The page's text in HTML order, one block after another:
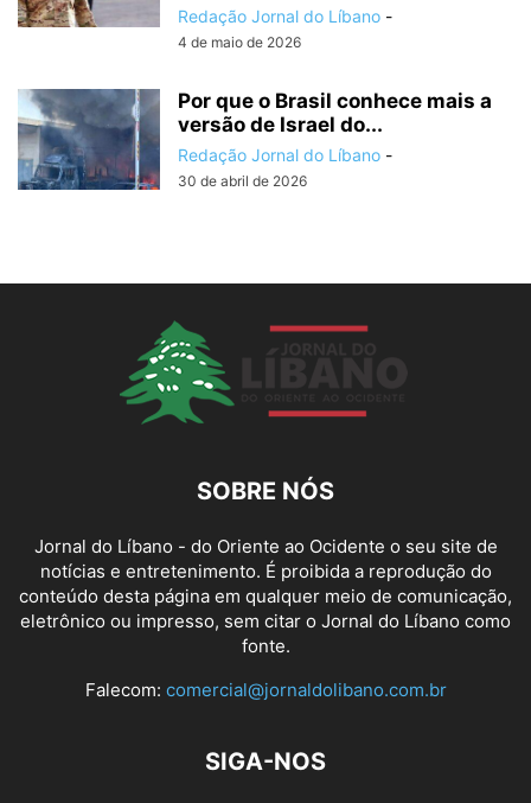
Redação Jornal do Líbano -
4 de maio de 2026
Por que o Brasil conhece mais a
versão de Israel do...
Redação Jornal do Líbano -
30 de abril de 2026
SOBRE NÓS
Jornal do Líbano - do Oriente ao Ocidente o seu site de
notícias e entretenimento. É proibida a reprodução do
conteúdo desta página em qualquer meio de comunicação,
eletrônico ou impresso, sem citar o Jornal do Líbano como
fonte.
Falecom: comercial@jornaldolibano.com.br
SIGA-NOS